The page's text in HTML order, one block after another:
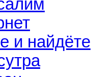
и найдёте